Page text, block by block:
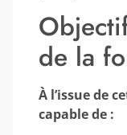
de la
À l’issue de
capable de :